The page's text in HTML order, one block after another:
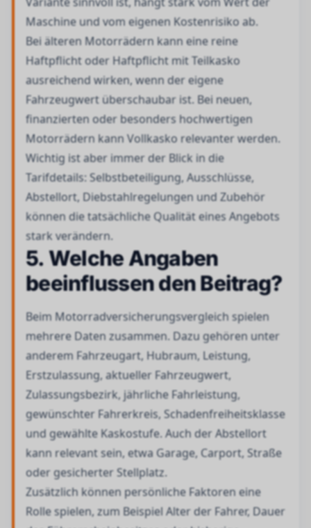
Maschine und vom eigenen Kostenrisiko ab.
Bei älteren Motorrädern kann eine reine
Haftpflicht oder Haftpflicht mit Teilkasko
ausreichend wirken, wenn der eigene
Fahrzeugwert überschaubar ist. Bei neuen,
finanzierten oder besonders hochwertigen
Motorrädern kann Vollkasko relevanter werden.
Wichtig ist aber immer der Blick in die
Tarifdetails: Selbstbeteiligung, Ausschlüsse,
Abstellort, Diebstahlregelungen und Zubehör
können die tatsächliche Qualität eines Angebots
stark verändern.
5. Welche Angaben
beeinflussen den Beitrag?
Beim Motorradversicherungsvergleich spielen
mehrere Daten zusammen. Dazu gehören unter
anderem Fahrzeugart, Hubraum, Leistung,
Erstzulassung, aktueller Fahrzeugwert,
Zulassungsbezirk, jährliche Fahrleistung,
gewünschter Fahrerkreis, Schadenfreiheitsklasse
und gewählte Kaskostufe. Auch der Abstellort
kann relevant sein, etwa Garage, Carport, Straße
oder gesicherter Stellplatz.
Zusätzlich können persönliche Faktoren eine
Rolle spielen, zum Beispiel Alter der Fahrer, Dauer